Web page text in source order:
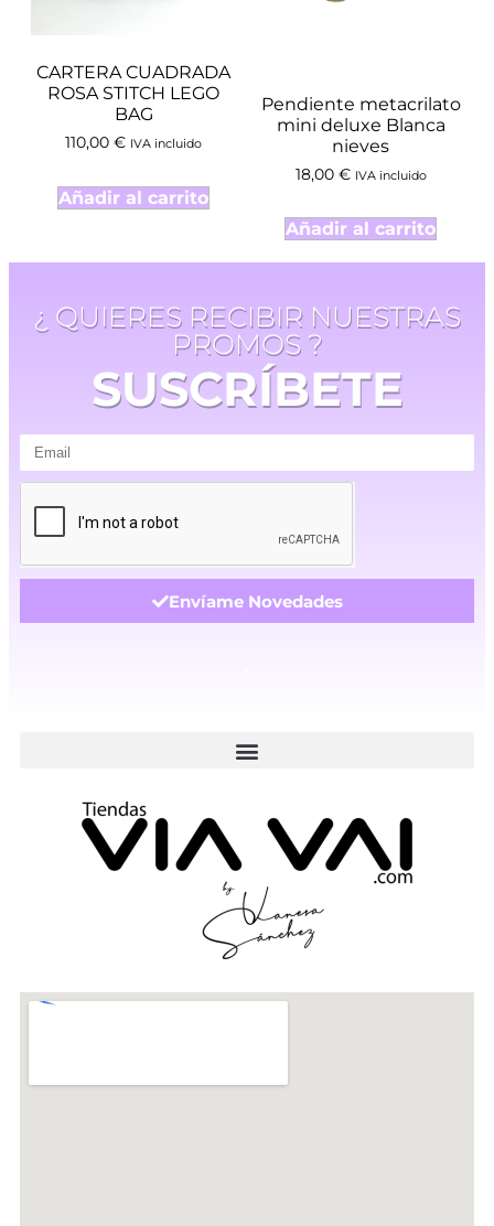
CARTERA CUADRADA
ROSA STITCH LEGO
BAG
110,00 € IVA incluido
Añadir al carrito
Pendiente metacrilato
mini deluxe Blanca
nieves
18,00 € IVA incluido
Añadir al carrito
¿ QUIERES RECIBIR NUESTRAS
PROMOS ?
SUSCRÍBETE
Envíame Novedades